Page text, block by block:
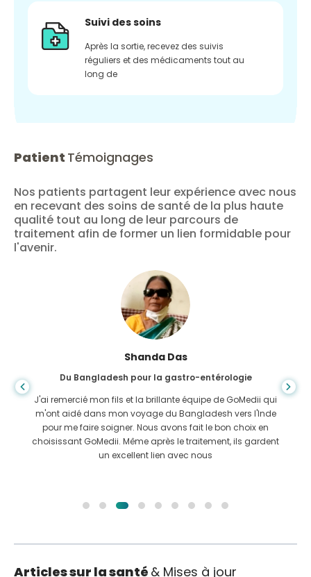
Suivi des soins
Après la sortie, recevez des suivis
réguliers et des médicaments tout au
long de
Patient Témoignages
Nos patients partagent leur expérience avec nous
en recevant des soins de santé de la plus haute
qualité tout au long de leur parcours de
traitement afin de former un lien formidable pour
l'avenir.
Shanda Das
Du Bangladesh pour la gastro-entérologie
J'ai remercié mon fils et la brillante équipe de GoMedii qui
m'ont aidé dans mon voyage du Bangladesh vers l'Inde
pour me faire soigner. Nous avons fait le bon choix en
choisissant GoMedii. Même après le traitement, ils gardent
un excellent lien avec nous
Articles sur la santé & Mises à jour